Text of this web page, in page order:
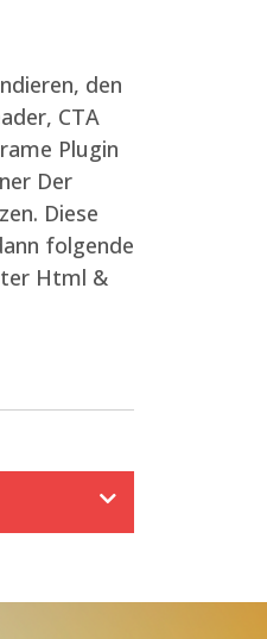
den
CTA
Plugin
Der
Diese
folgende
Html &